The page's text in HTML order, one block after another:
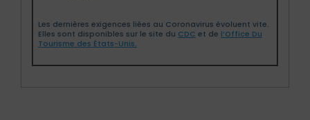
Les dernières exigences liées au Coronavirus évoluent vite.
Elles sont disponibles sur le site du CDC et de l’Office Du
Tourisme des États-Unis.